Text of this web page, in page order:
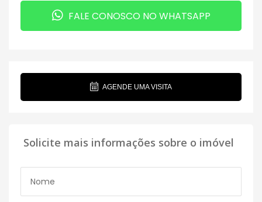
FALE CONOSCO NO WHATSAPP
AGENDE UMA VISITA
Solicite mais informações sobre o imóvel